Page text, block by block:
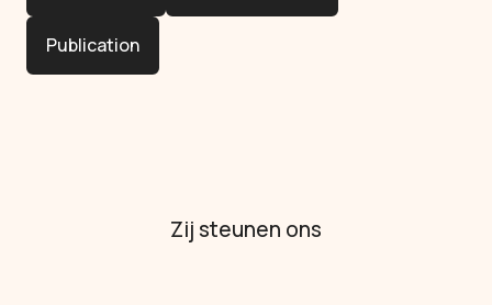
Publication
Zij steunen ons